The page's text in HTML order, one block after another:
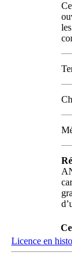
Licence en